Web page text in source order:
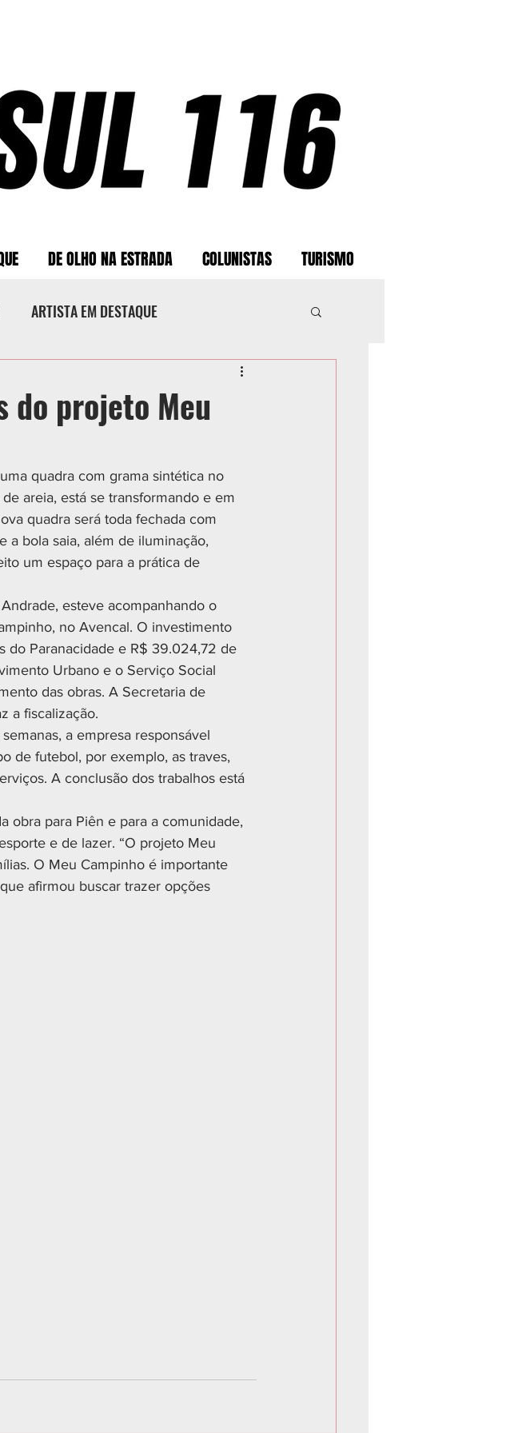
DE OLHO NA ESTRADA COLUNISTAS TURISMO
ARTISTA EM DESTAQUE
do projeto Meu
quadra com grama sintética no
areia, está se transformando e em
quadra será toda fechada com
a bola saia, além de iluminação,
um espaço para a prática de
esteve acompanhando o
no Avencal. O investimento
do Paranacidade e R$ 39.024,72 de
Urbano e o Serviço Social
das obras. A Secretaria de
a fiscalização.
a empresa responsável
de futebol, por exemplo, as traves,
A conclusão dos trabalhos está
obra para Piên e para a comunidade,
e de lazer. “O projeto Meu
O Meu Campinho é importante
afirmou buscar trazer opções